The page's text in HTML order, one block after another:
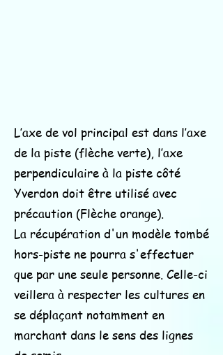
L’axe de vol principal est dans l’axe
de la piste (flèche verte), l’axe
perpendiculaire à la piste côté
Yverdon doit être utilisé avec
précaution (Flèche orange).
La récupération d'un modèle tombé
hors-piste ne pourra s'effectuer
que par une seule personne. Celle-ci
veillera à respecter les cultures en
se déplaçant notamment en
marchant dans le sens des lignes